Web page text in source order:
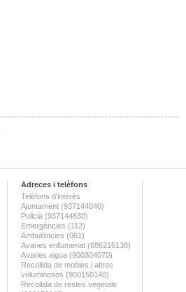
Adreces i telèfons
Telèfons d'interès
Ajuntament (937144040)
Policia (937144830)
Emergències (112)
Ambulàncies (061)
Avaries enllumenat (686216138)
Avaries aigua (900304070)
Recollida de mobles i altres
voluminosos (900150140)
Recollida de restes vegetals